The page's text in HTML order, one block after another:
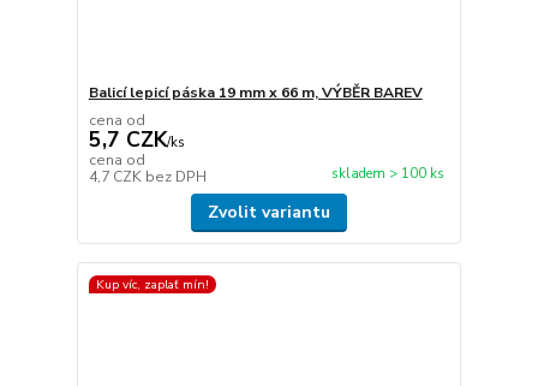
Balicí lepicí páska 19 mm x 66 m, VÝBĚR BAREV
cena od
5,7 CZK/ks
cena od
4,7 CZK bez DPH skladem > 100 ks
Zvolit variantu
Kup víc, zaplať mín!